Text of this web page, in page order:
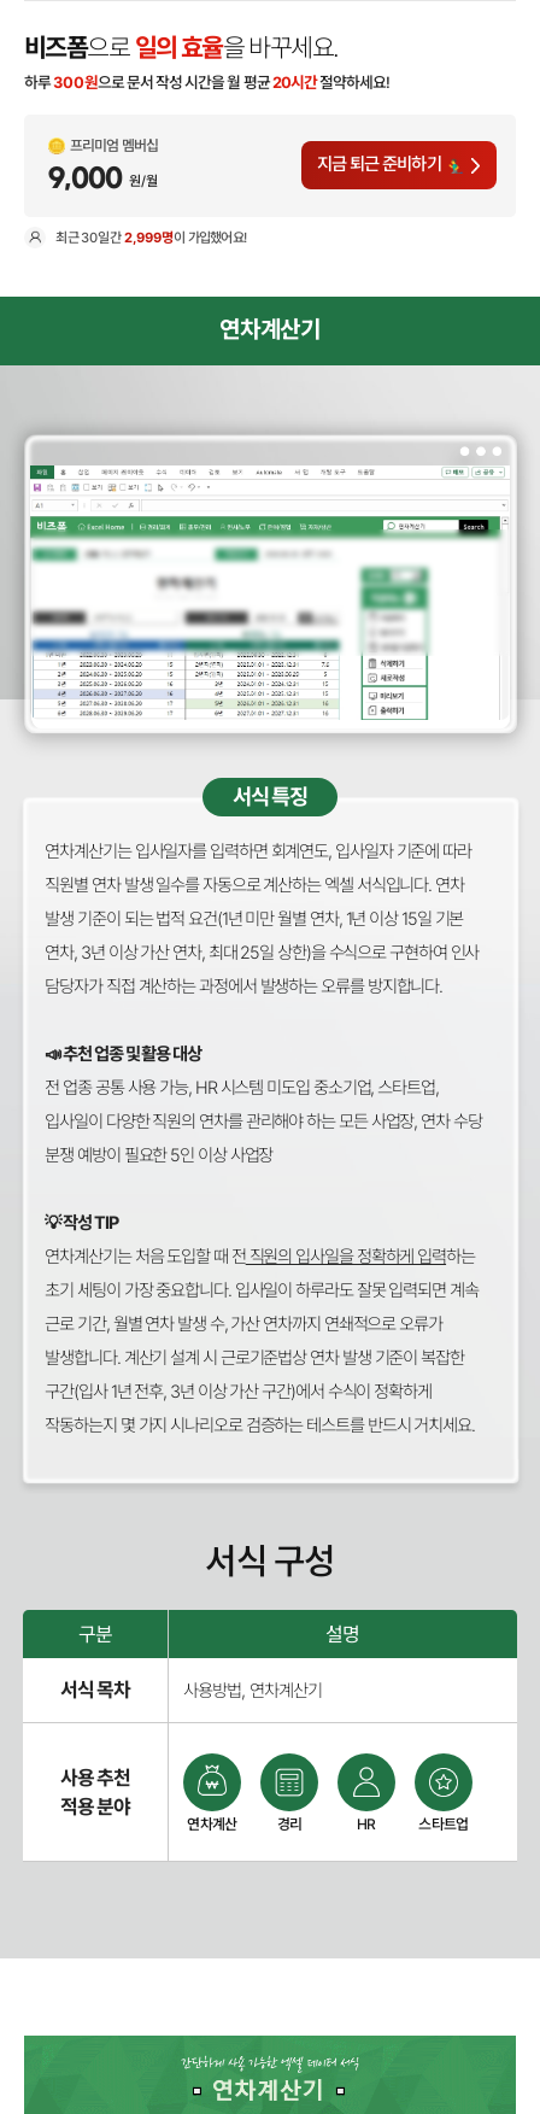
비즈폼으로 일의 효율을 바꾸세요.
하루300원으로 문서 작성 시간을 월 평균20시간절약하세요!
프리미엄 멤버십
9,000 원/월
지금 퇴근 준비하기
최근30일간2,999명이 가입했어요!
연차계산기
서식 특징
연차계산기는 입사일자를 입력하면 회계연도, 입사일자 기준에 따라
직원별 연차 발생 일수를 자동으로 계산하는 엑셀 서식입니다. 연차
발생 기준이 되는 법적 요건(1년 미만 월별 연차, 1년 이상 15일 기본
연차, 3년 이상 가산 연차, 최대 25일 상한)을 수식으로 구현하여 인사
담당자가 직접 계산하는 과정에서 발생하는 오류를 방지합니다.
📣 추천 업종 및 활용 대상
전 업종 공통 사용 가능, HR 시스템 미도입 중소기업, 스타트업,
입사일이 다양한 직원의 연차를 관리해야 하는 모든 사업장, 연차 수당
분쟁 예방이 필요한 5인 이상 사업장
💡 작성 TIP
연차계산기는 처음 도입할 때 전직원의 입사일을 정확하게 입력하는
초기 세팅이 가장 중요합니다. 입사일이 하루라도 잘못 입력되면 계속
근로 기간, 월별 연차 발생 수, 가산 연차까지 연쇄적으로 오류가
발생합니다. 계산기 설계 시 근로기준법상 연차 발생 기준이 복잡한
구간(입사 1년 전후, 3년 이상 가산 구간)에서 수식이 정확하게
작동하는지 몇 가지 시나리오로 검증하는 테스트를 반드시 거치세요.
서식 구성
구분 설명
서식 목차 사용방법, 연차계산기
사용 추천
적용 분야
연차계산 경리 HR 스타트업